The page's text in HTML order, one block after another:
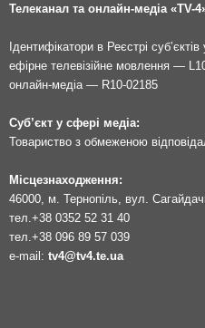
Телеканал та онлайн-медіа «TV-
Ідентифікатори в Реєстрі
ефірне телевізійне мовлення —
онлайн-медіа — R10-02185
Суб’єкт у сфері медіа:
Товариство з обмеженою
Місцезнаходження:
46000, м. Тернопіль, вул.
тел. +38 0352 52 31 40
тел. +38 096 89 57 039
e-mail: tv4@tv4.te.ua